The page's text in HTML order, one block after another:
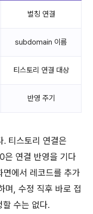
별칭 연결
subdomain 이름
티스토리 연결 대상
반영 주기
티스토리 연결은
연결 반영을 기다
에서 레코드를 추가
며, 수정 직후 바로 접
수는 없다.